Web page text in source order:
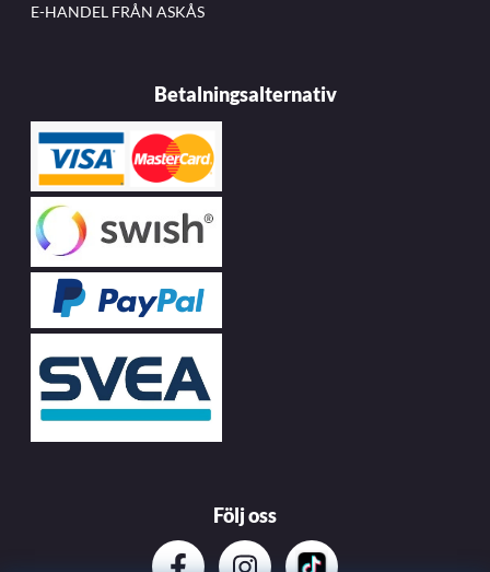
E-HANDEL FRÅN ASKÅS
Betalningsalternativ
Följ oss